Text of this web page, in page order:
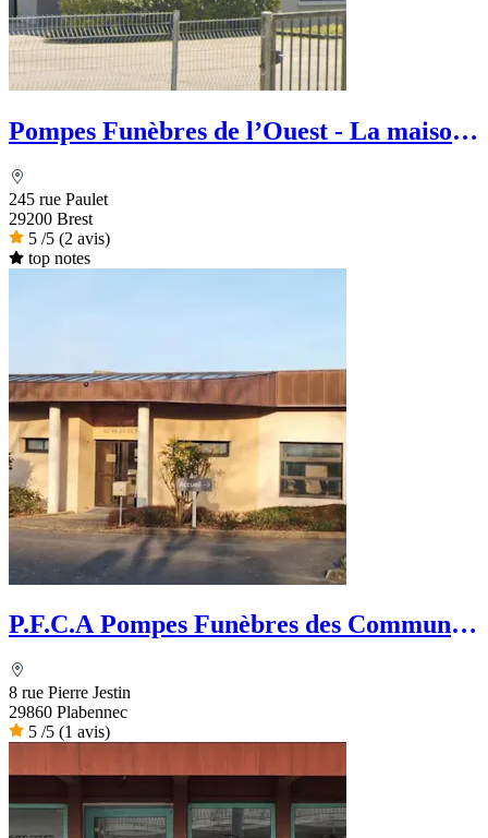
Pompes Funèbres de l’Ouest - La maison
245 rue Paulet
29200 Brest
5 /5 (2 avis)
top notes
P.F.C.A Pompes Funèbres des Communes
8 rue Pierre Jestin
29860 Plabennec
5 /5 (1 avis)